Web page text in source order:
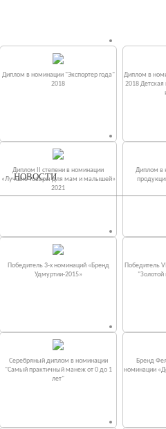
Диплом в номинации "Экспортер года"
2018
Диплом в
2018
Диплом II степени в номинации
«Лучшие товары для мам и малышей»
2021
Диплом в
Победитель 3-х номинаций «Бренд
Удмуртии-2015»
Победитель
Серебряный диплом в номинации
"Самый практичный манеж от 0 до 1
лет"
Бренд
номинации
НОВОСТИ